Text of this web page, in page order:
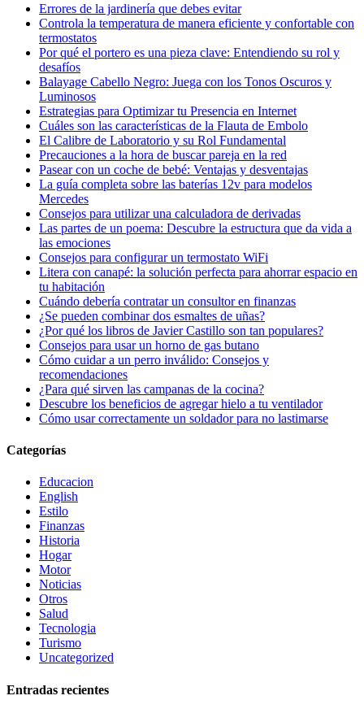
Errores de la jardinería que debes evitar
Controla la temperatura de manera eficiente y confortable con
termostatos
Por qué el portero es una pieza clave: Entendiendo su rol y
desafíos
Balayage Cabello Negro: Juega con los Tonos Oscuros y
Luminosos
Estrategias para Optimizar tu Presencia en Internet
Cuáles son las características de la Flauta de Embolo
El Calibre de Laboratorio y su Rol Fundamental
Precauciones a la hora de buscar pareja en la red
Pasear con un coche de bebé: Ventajas y desventajas
La guía completa sobre las baterías 12v para modelos
Mercedes
Consejos para utilizar una calculadora de derivadas
Las partes de un poema: Descubre la estructura que da vida a
las emociones
Consejos para configurar un termostato WiFi
Litera con canapé: la solución perfecta para ahorrar espacio en
tu habitación
Cuándo debería contratar un consultor en finanzas
¿Se pueden combinar dos esmaltes de uñas?
¿Por qué los libros de Javier Castillo son tan populares?
Consejos para usar un horno de gas butano
Cómo cuidar a un perro inválido: Consejos y
recomendaciones
¿Para qué sirven las campanas de la cocina?
Descubre los beneficios de agregar hielo a tu ventilador
Cómo usar correctamente un soldador para no lastimarse
Categorías
Educacion
English
Estilo
Finanzas
Historia
Hogar
Motor
Noticias
Otros
Salud
Tecnologia
Turismo
Uncategorized
Entradas recientes